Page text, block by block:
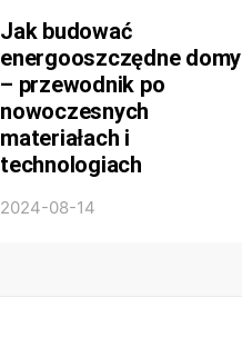
Jak budować
energooszczędne domy
– przewodnik po
nowoczesnych
materiałach i
technologiach
2024-08-14